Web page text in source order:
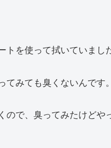
を使って拭いていまし
みても臭くないんです。
で、臭ってみたけどや